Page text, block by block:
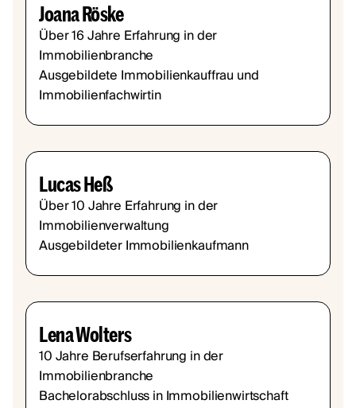
Joana Röske
Über 16 Jahre Erfahrung in der
Immobilienbranche
Ausgebildete Immobilienkauffrau und
Immobilienfachwirtin
Lucas Heß
Über 10 Jahre Erfahrung in der
Immobilienverwaltung
Ausgebildeter Immobilienkaufmann
Lena Wolters
10 Jahre Berufserfahrung in der
Immobilienbranche
Bachelorabschluss in Immobilienwirtschaft